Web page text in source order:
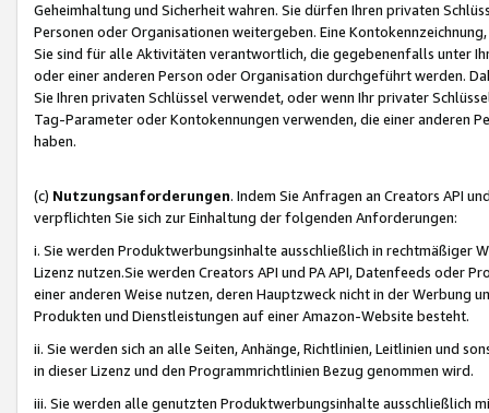
Geheimhaltung und Sicherheit wahren. Sie dürfen Ihren privaten
Personen oder Organisationen weitergeben. Eine
Sie sind für alle Aktivitäten verantwortlich, die gegebenenfalls unter
oder einer anderen Person oder Organisation durchgeführt werden.
Sie Ihren privaten Schlüssel verwendet, oder wenn Ihr privater
Tag-Parameter oder Kontokennungen verwenden, die einer anderen
haben.
(c) Nutzungsanforderungen. Indem Sie Anfragen an Creators API
verpflichten Sie sich zur Einhaltung der folgenden Anforderungen:
i. Sie werden Produktwerbungsinhalte ausschließlich in rechtmäßiger
Lizenz nutzen.Sie werden Creators API und PA API, Datenfeeds oder
einer anderen Weise nutzen, deren Hauptzweck nicht in der Werbung
Produkten und Dienstleistungen auf einer Amazon-Website besteht.
ii. Sie werden sich an alle Seiten, Anhänge, Richtlinien, Leitlinien und
in dieser Lizenz und den Programmrichtlinien Bezug genommen wird.
iii. Sie werden alle genutzten Produktwerbungsinhalte ausschließlich